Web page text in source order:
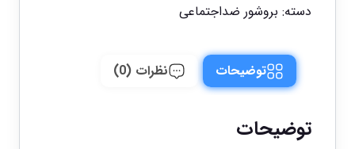
دسته: بروشور ضداجتماعی
توضیحات نظرات (0)
توضیحات